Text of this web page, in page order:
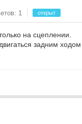
1 открыт
на сцеплении.
задним ходом